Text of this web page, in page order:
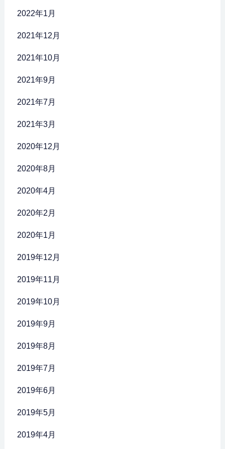
2022年1月
2021年12月
2021年10月
2021年9月
2021年7月
2021年3月
2020年12月
2020年8月
2020年4月
2020年2月
2020年1月
2019年12月
2019年11月
2019年10月
2019年9月
2019年8月
2019年7月
2019年6月
2019年5月
2019年4月